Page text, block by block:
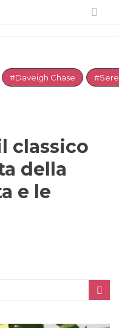
#Daveigh Chase
classico
della
e le